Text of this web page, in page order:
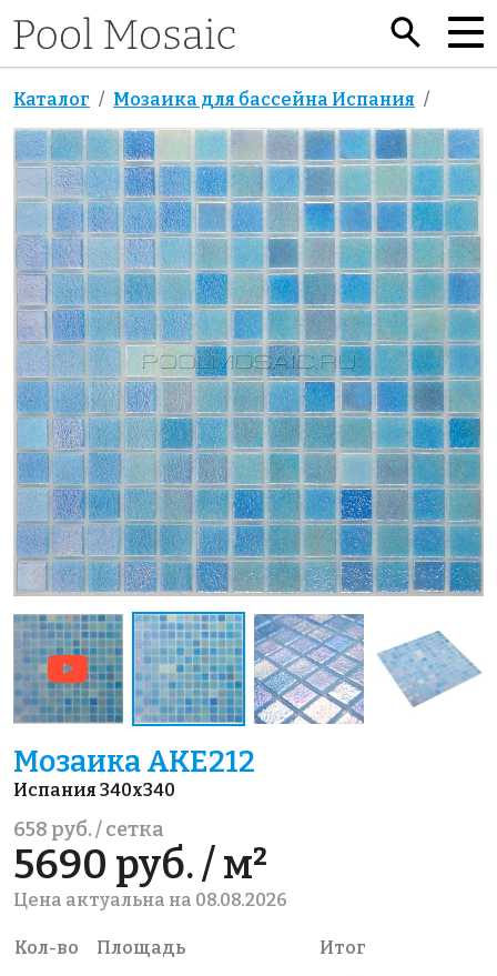
Каталог Мозаика для бассейна Испания
Мозаика AKE212
Испания 340x340
658 руб. / сетка
5690 руб. / м²
Цена актуальна на 08.08.2026
Кол-во Площадь Итог